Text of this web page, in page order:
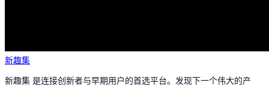
新趣集
新趣集 是连接创新者与早期用户的首选平台。发现下一个伟大的产